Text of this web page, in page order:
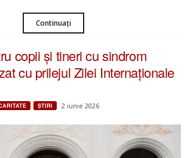
Continuați
copii și tineri cu sindrom
cu prilejul Zilei Internaționale
ŞTIRI 2 iunie 2026